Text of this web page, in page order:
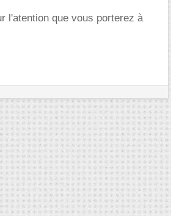
l'atention que vous porterez à